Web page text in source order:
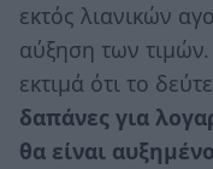
εκτός λιανικών
αύξηση των
εκτιμά ότι το
δαπάνες για
θα είναι αυξημένο